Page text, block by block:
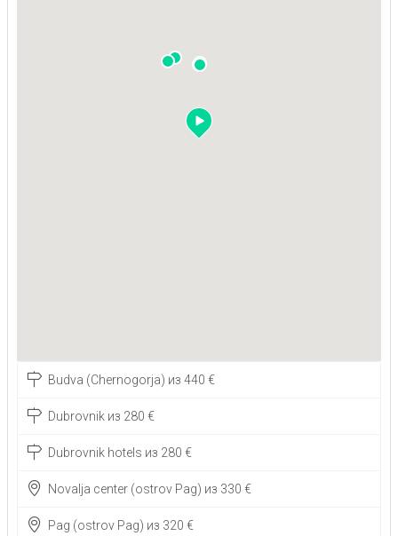
Budva (Chernogorja) из 440 €
Dubrovnik из 280 €
Dubrovnik hotels из 280 €
Novalja center (ostrov Pag) из 330 €
Pag (ostrov Pag) из 320 €